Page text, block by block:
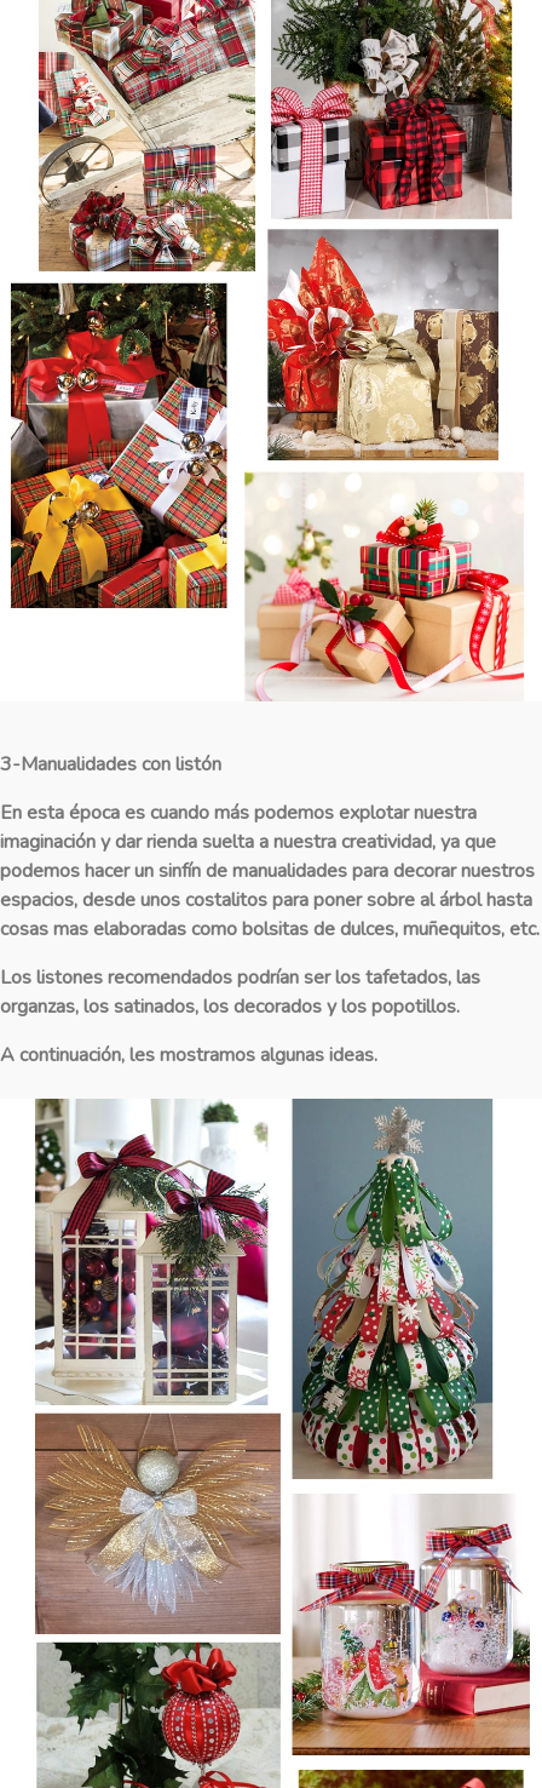
3-Manualidades con listón
En esta época es cuando más podemos explotar nuestra
imaginación y dar rienda suelta a nuestra creatividad, ya que
podemos hacer un sinfín de manualidades para decorar nuestros
espacios, desde unos costalitos para poner sobre al árbol hasta
cosas mas elaboradas como bolsitas de dulces, muñequitos, etc.
Los listones recomendados podrían ser los tafetados, las
organzas, los satinados, los decorados y los popotillos.
A continuación, les mostramos algunas ideas.